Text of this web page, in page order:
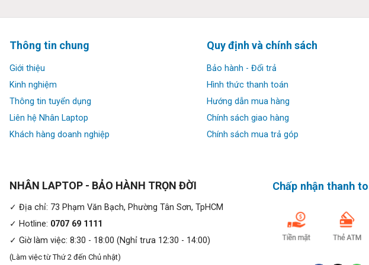
✔ Đồ hoạ: Intel UHD Graphics P630 & NVIDIA Quadro P1000
✔ Màn hình: Option (Tuỳ chọn)
✔ Optical: DVDRW
✔ Cổng giao tiếp mạng: Front: LAN: Integrated Intel® I219-LM PCIe® GbE; Intel®
GbE NIC; Intel® X710-DA2 2-Port 10GbE SFP+ NIC; HP 10GbE SFP+ SR Transceiver;
✔ Cổng giao tiếp kết nối thiết bị: Front: 1 headphone/microphone combo; 2
SuperSpeed USB Type-A 5Gbps signaling rate
Rear: 1 audio-in; 1 audio-out; 1 RJ-45; 2 USB 2.0; 2 DisplayPort™ 1.4; 2 SuperSpeed
USB Type-A 10Gbps signaling rate
Optional Ports: Flex IO upper – choose one of the following options: 1 Dual
Flex IO lower – choose one of the following options: 1 DisplayPort™
Thông tin chung
Giới thiệu
Kinh nghiệm
Thông tin tuyển dụng
Liên hệ Nhân Laptop
Khách hàng doanh nghiệp
Quy định và chính sách
Bảo hành - Đổi trả
Hình thức thanh toán
Hướng dẫn mua hàng
Chính sách giao hàng
Chính sách mua trả góp
NHÂN LAPTOP - BẢO HÀNH TRỌN ĐỜI
✓ Địa chỉ: 73 Phạm Văn Bạch, Phường Tân Sơn, TpHCM
✓ Hotline: 0707 69 1111
✓ Giờ làm việc: 8:30 - 18:00 (Nghỉ trưa 12:30 - 14:00)
(Làm việc từ Thứ 2 đến Chủ nhật)
Chấp nhận thanh